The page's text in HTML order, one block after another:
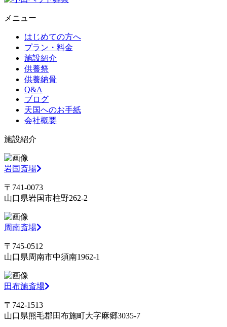
メニュー
はじめての方へ
プラン・料金
施設紹介
供養祭
供養納骨
Q&A
ブログ
天国へのお手紙
会社概要
施設紹介
岩国斎場
〒741-0073
山口県岩国市柱野262-2
周南斎場
〒745-0512
山口県周南市中須南1962-1
田布施斎場
〒742-1513
山口県熊毛郡田布施町大字麻郷3035-7